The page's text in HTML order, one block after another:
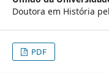
Doutora em História
PDF